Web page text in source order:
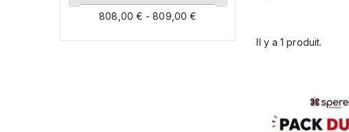
808,00 € - 809,00 €
Il y a 1 produit.